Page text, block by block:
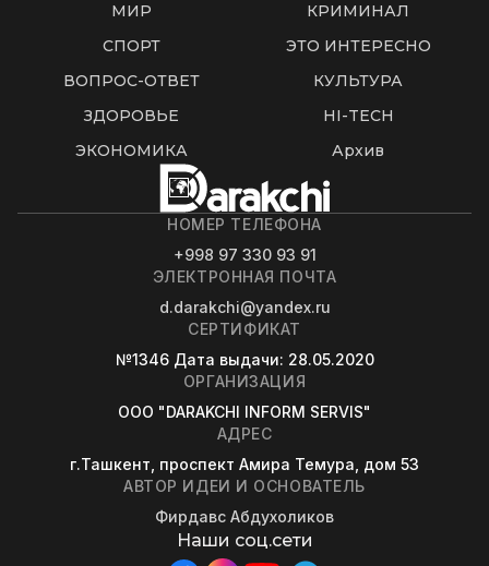
МИР
КРИМИНАЛ
СПОРТ
ЭТО ИНТЕРЕСНО
ВОПРОС-ОТВЕТ
КУЛЬТУРА
ЗДОРОВЬЕ
HI-TECH
ЭКОНОМИКА
Архив
НОМЕР ТЕЛЕФОНА
+998 97 330 93 91
ЭЛЕКТРОННАЯ ПОЧТА
d.darakchi@yandex.ru
СЕРТИФИКАТ
№1346 Дата выдачи: 28.05.2020
ОРГАНИЗАЦИЯ
OOO "DARAKCHI INFORM SERVIS"
АДРЕС
г.Ташкент, проспект Амира Темура, дом 53
АВТОР ИДЕИ И ОСНОВАТЕЛЬ
Фирдавс Абдухоликов
Наши соц.сети